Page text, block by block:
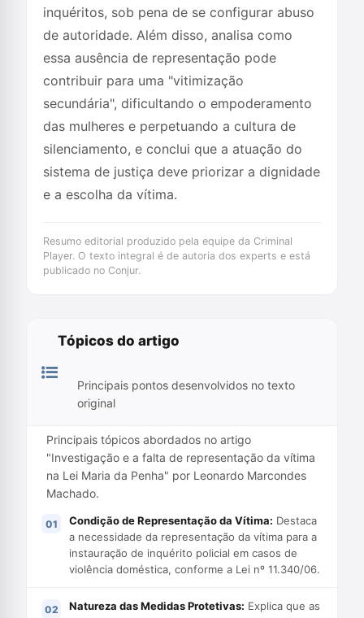
inquéritos, sob pena de se configurar abuso
de autoridade. Além disso, analisa como
essa ausência de representação pode
contribuir para uma "vitimização
secundária", dificultando o empoderamento
das mulheres e perpetuando a cultura de
silenciamento, e conclui que a atuação do
sistema de justiça deve priorizar a dignidade
e a escolha da vítima.
Resumo editorial produzido pela equipe da Criminal
Player. O texto integral é de autoria dos experts e está
publicado no Conjur.
Tópicos do artigo
Principais pontos desenvolvidos no texto
original
Principais tópicos abordados no artigo
"Investigação e a falta de representação da vítima
na Lei Maria da Penha" por Leonardo Marcondes
Machado.
Condição de Representação da Vítima: Destaca
a necessidade da representação da vítima para a
instauração de inquérito policial em casos de
violência doméstica, conforme a Lei nº 11.340/06.
Natureza das Medidas Protetivas: Explica que as